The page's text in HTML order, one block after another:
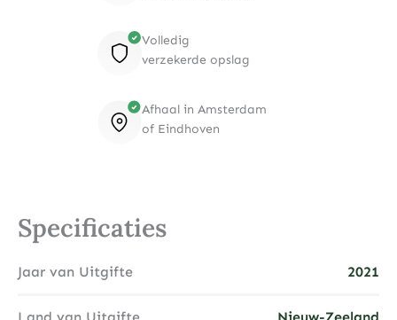
Volledig
verzekerde opslag
Afhaal in Amsterdam
of Eindhoven
Specificaties
Jaar van Uitgifte 2021